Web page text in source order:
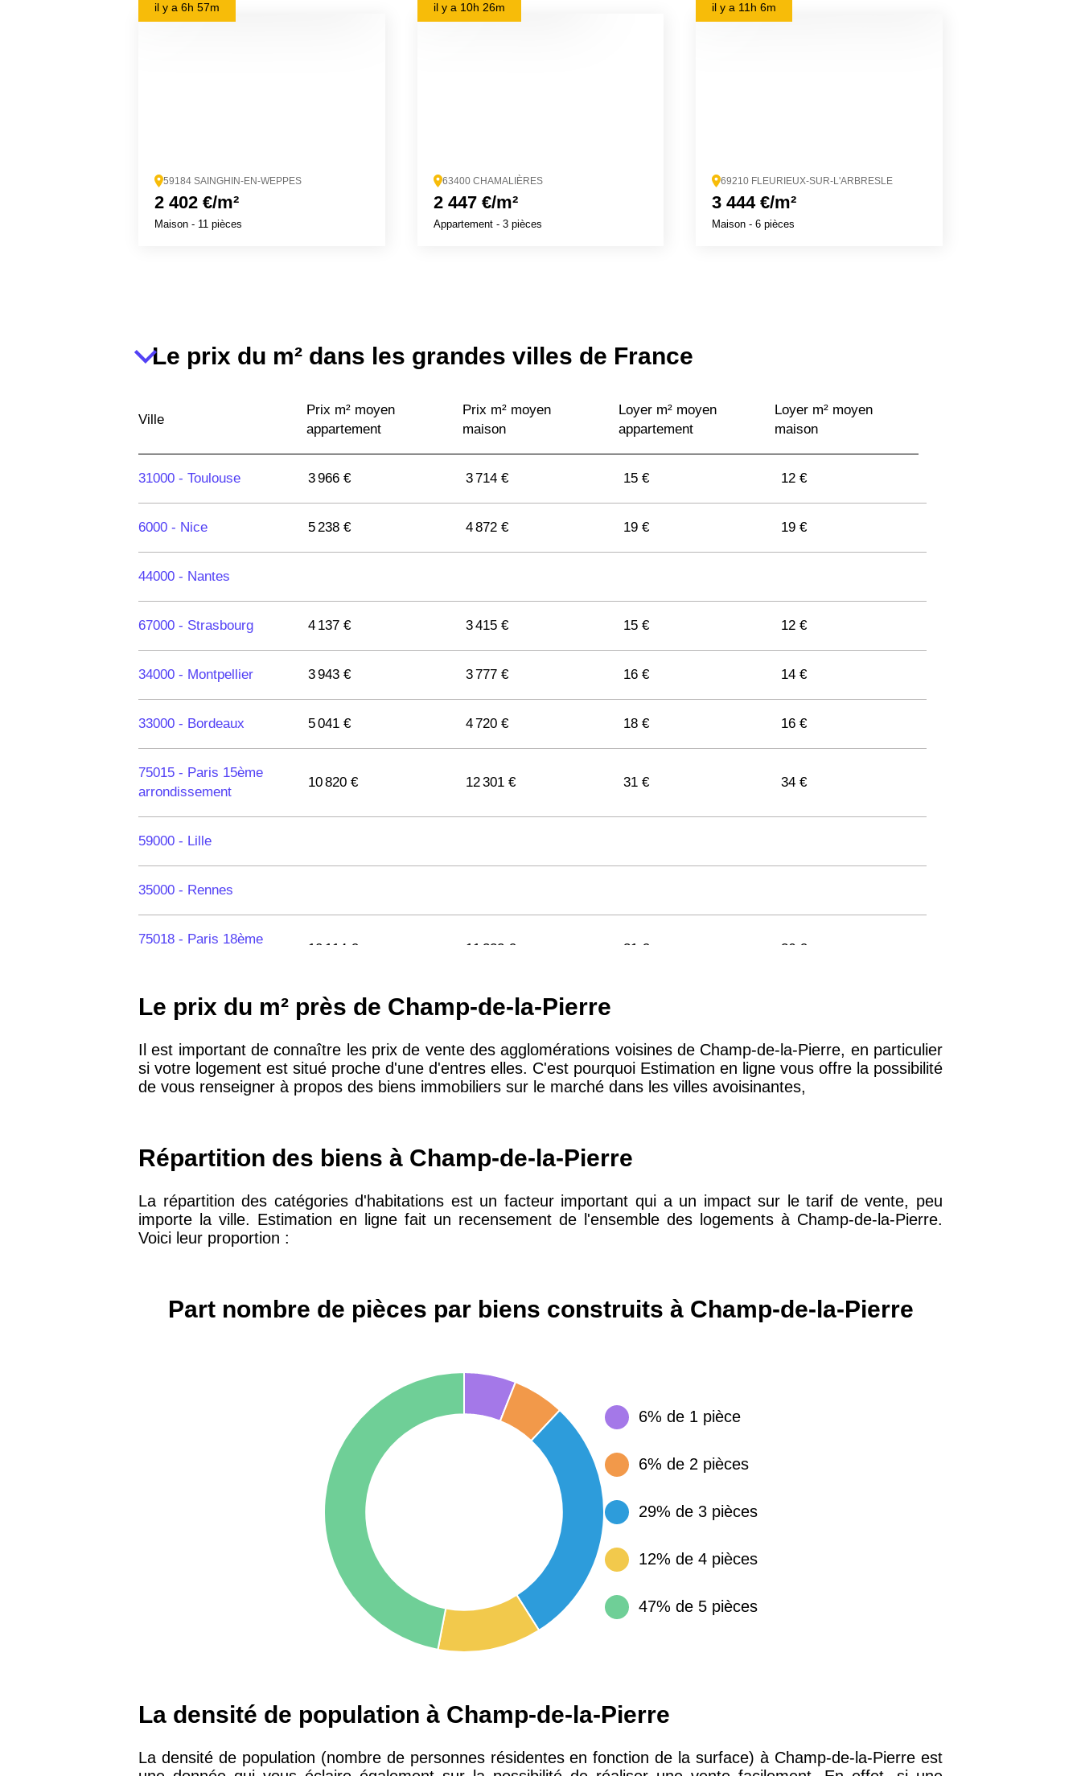
il y a 6h 57m
59184 SAINGHIN-EN-WEPPES
2 402 €/m²
Maison - 11 pièces
il y a 10h 26m
63400 CHAMALIÈRES
2 447 €/m²
Appartement- 3 pièces
il y a 11h 6m
69210 FLEURIEUX-SUR-L'ARBRESLE
3 444 €/m²
Maison - 6 pièces
Le prix du m² dans les grandes villes de France
Ville
Prix m² moyen
appartement
Prix m² moyen
maison
Loyer m² moyen
appartement
Loyer m² moyen
maison
31000 - Toulouse 3 966 € 3 714 € 15 € 12 €
6000 - Nice 5 238 € 4 872 € 19 € 19 €
44000 - Nantes
67000 - Strasbourg 4 137 € 3 415 € 15 € 12 €
34000 - Montpellier 3 943 € 3 777 € 16 € 14 €
33000 - Bordeaux 5 041 € 4 720 € 18 € 16 €
75015 - Paris 15ème
arrondissement
10 820 € 12 301 € 31 € 34 €
59000 - Lille
35000 - Rennes
75018 - Paris 18ème
10 114 € 11 322 € 31 € 36 €
75020 - Paris 20ème
9 623 € 11 141 €
75019 -Paris 19ème
arrondissement
9 231 € 10 415 € 28 € 32 €
51100 -
75013 -
Paris 13ème
arrondissement
10 073 € 11 085 € 30 € 34 €
42000 -Saint-Étienne 1 404 € 2 013 € 10 € 10 €
12 687 €
12 145 €
3 018 €
2 917 € 14 €
Le prix du m² près de Champ-de-la-Pierre
Il est important de connaître les prix de vente des agglomérations voisines de Champ-de-la-Pierre, en particulier
si votre logement est situé proche d'une d'entres elles. C'est pourquoi Estimation en ligne vous offre la possibilité
de vous renseigner à propos des biens immobiliers sur le marché dans les villes avoisinantes,
Répartition des biens à Champ-de-la-Pierre
La répartition des catégories d'habitations est un facteur important qui a un impact sur le tarif de vente, peu
importe la ville. Estimation en ligne fait un recensement de l'ensemble des logements à Champ-de-la-Pierre.
Voici leur proportion :
Part nombre de pièces par biens construits à Champ-de-la-Pierre
6% de 1 pièce
6% de 2 pièces
29% de 3 pièces
12% de 4 pièces
47% de 5 pièces
La densité de population à Champ-de-la-Pierre
La densité de population (nombre de personnes résidentes en fonction de la surface) à Champ-de-la-Pierre est